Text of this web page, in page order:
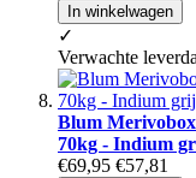
In winkelwagen
✓
Verwachte
Blum
70kg - Indium
€69,95 €57,81